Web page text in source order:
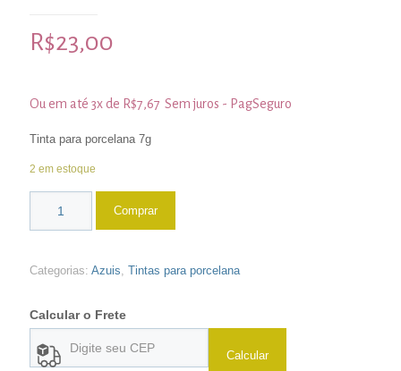
R$23,00
Ou em até 3x de R$7,67 Sem juros - PagSeguro
Tinta para porcelana 7g
2 em estoque
Comprar
Categorias: Azuis Tintas para porcelana
Calcular o Frete
Calcular